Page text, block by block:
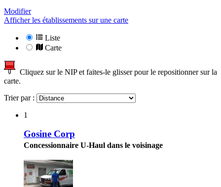
Modifier
Afficher les établissements sur une carte
Liste
Carte
Cliquez sur le NIP et faites-le glisser pour le repositionner sur la
carte.
Trier par :
1
Gosine Corp
Concessionnaire U-Haul dans le voisinage